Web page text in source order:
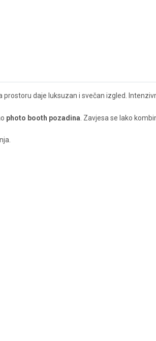
daje luksuzan i svečan izgled.
photo booth pozadina . Zavjesa se lako